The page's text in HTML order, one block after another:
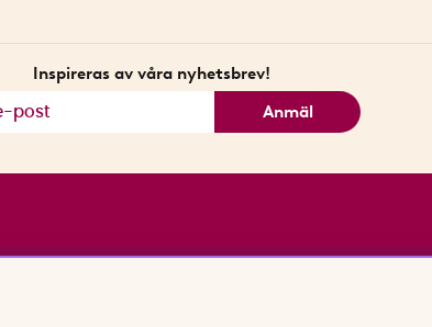
Inspireras av våra nyhetsbrev!
Anmäl